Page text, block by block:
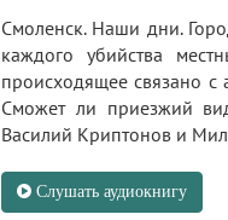
Смоленск. Наши дни.
каждого убийства
происходящее связано с
Сможет ли приезжий
Василий Криптонов и
Слушать аудиокнигу